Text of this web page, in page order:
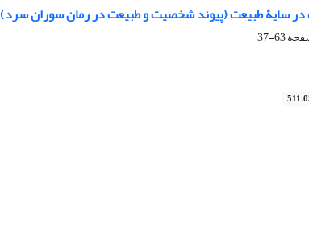
سایۀ طبیعت (پیوند شخصیت و طبیعت در رمان سوران سرد)
63-37